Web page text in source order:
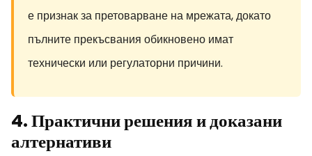
е признак за претоварване на мрежата, докато
пълните прекъсвания обикновено имат
технически или регулаторни причини.
4. Практични решения и доказани
алтернативи